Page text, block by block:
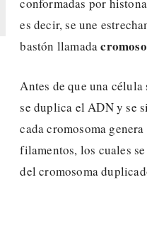
es decir, se une
bastón llamada
Antes de que una
se duplica el ADN y se
cada cromosoma
filamentos, los cuales
del cromosoma